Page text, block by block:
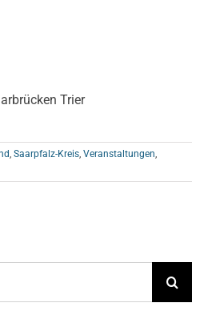
Trier
Saarpfalz-Kreis Veranstaltungen